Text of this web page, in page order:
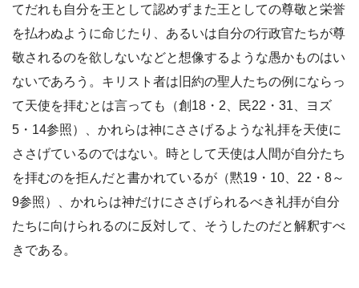
てだれも自分を王として認めずまた王としての尊敬と栄誉
を払わぬように命じたり、あるいは自分の行政官たちが尊
敬されるのを欲しないなどと想像するような愚かものはい
ないであろう。キリスト者は旧約の聖人たちの例にならっ
て天使を拝むとは言っても（創18・2、民22・31、ヨズ
5・14参照）、かれらは神にささげるような礼拝を天使に
ささげているのではない。時として天使は人間が自分たち
を拝むのを拒んだと書かれているが（黙19・10、22・8～
9参照）、かれらは神だけにささげられるべき礼拝が自分
たちに向けられるのに反対して、そうしたのだと解釈すべ
きである。